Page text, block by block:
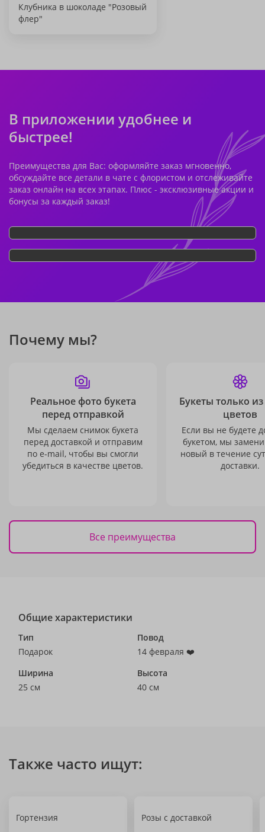
Клубника в шоколаде "Розовый
флер"
В приложении удобнее и
быстрее!
Преимущества для Вас: оформляйте заказ мгновенно,
обсуждайте все детали в чате с флористом и отслеживайте
заказ онлайн на всех этапах. Плюс - эксклюзивные акции и
бонусы за каждый заказ!
Почему мы?
Реальное фото букета
перед отправкой
Мы сделаем снимок букета
перед доставкой и отправим
по e-mail, чтобы вы смогли
убедиться в качестве цветов.
Букеты только
цветов
Если вы не будете
букетом, мы
новый в течение
доставки.
Все преимущества
Общие характеристики
Тип
Подарок
Повод
14 февраля ❤️
Ширина
25 см
Высота
40 см
Также часто ищут:
Гортензия Розы с доставкой